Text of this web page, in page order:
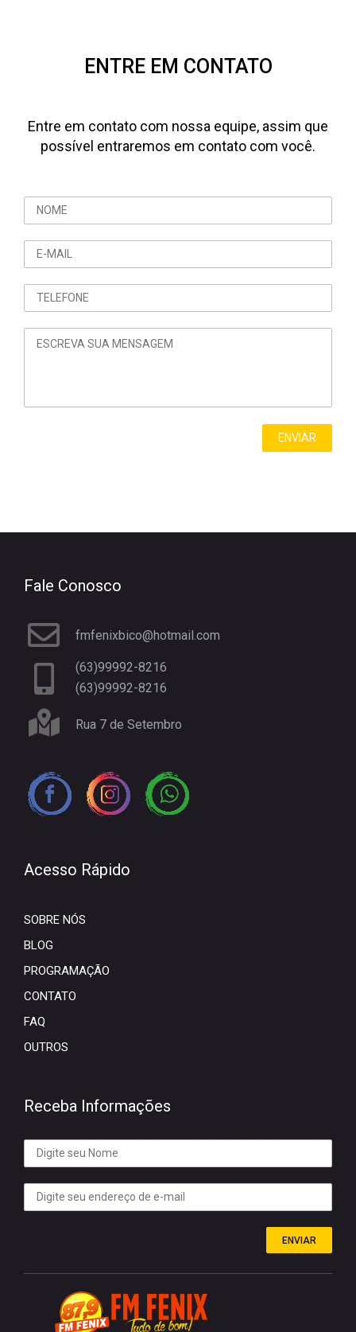
ENTRE EM CONTATO
Entre em contato com nossa equipe, assim que
possível entraremos em contato com você.
Fale Conosco
fmfenixbico@hotmail.com
(63)99992-8216
(63)99992-8216
Rua 7 de Setembro
Acesso Rápido
SOBRE NÓS
BLOG
PROGRAMAÇÃO
CONTATO
FAQ
OUTROS
Receba Informações
ENVIAR